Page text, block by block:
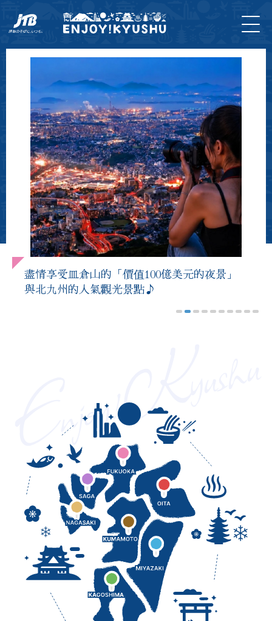
於日本第一座禪寺，感受禪與茶的魅力
盡情享受皿倉山的「價值100億美元的夜景」
與北九州的人氣觀光景點♪
【JTB獨家包場特別開放】鍋ヶ滝夜間燈光秀
觀賞入場券 ★
福岡出發！迷人巴士一日遊！
穿上和服，成為旅途的女主角♡太宰府・柳川
和風物語巴士之旅
零壓力玩壹岐！搭計程車輕鬆GO♪
品味日本！ 與傳奇釀酒世家後裔共度燒酒與文
化體驗之旅。
搭乘由布院之森號＆進擊的巨人博物館 in
HITA（日歸團・福岡出發與返回）
歡迎來到博多舊城區！
地球之謎。探訪只有這裡才能看到的溫泉源
首
頁
最新
資訊
旅遊
＆體
驗
門
票